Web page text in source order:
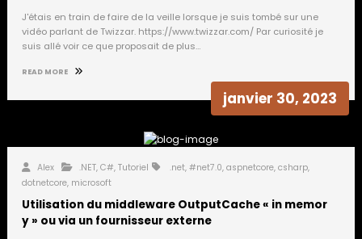
J'étais en train de faire de la veille lorsque je suis tombé sur une
vidéo parlant de Twizzar. https://www.twizzar.com/ Par curiosité je
suis allé voir ce que proposait de plus…
READ MORE
janvier 30, 2023
Alex .NET, C#, Tutoriel .net, #net7.0, aspnetcore, csharp,
dotnetcore, microsoft
Utilisation du middleware OutputCache « in memor
y » ou via un fournisseur externe